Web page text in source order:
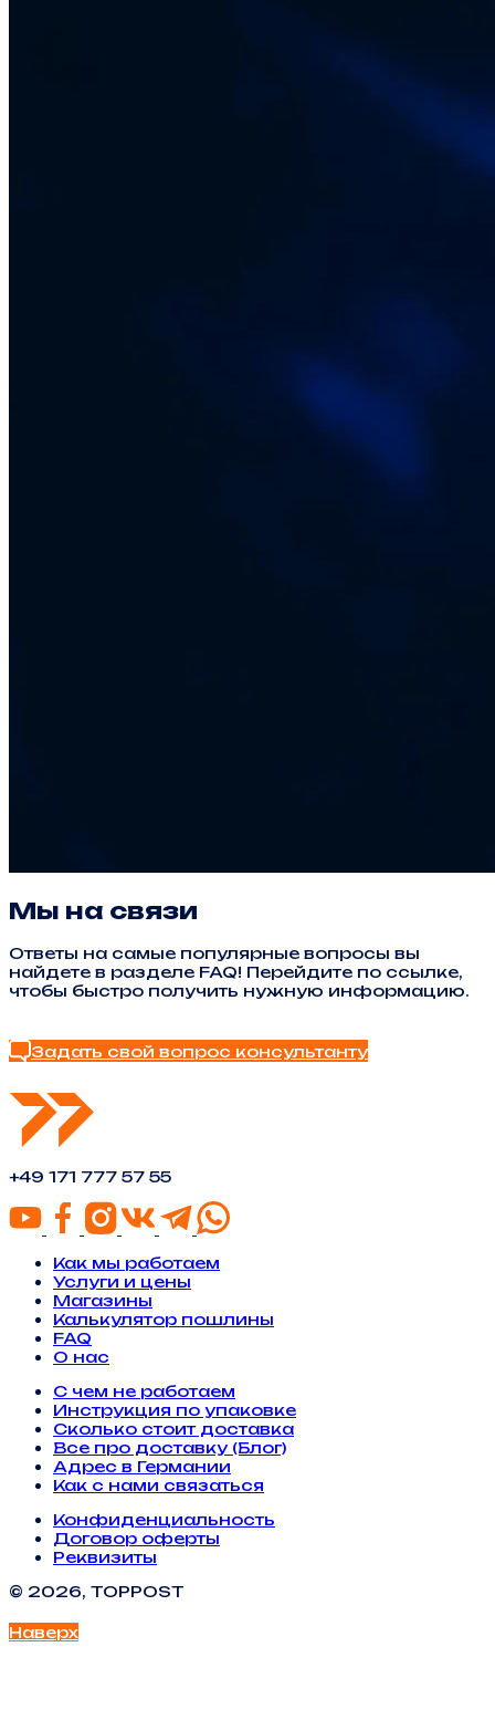
Мы на связи
Ответы на самые популярные вопросы вы
найдете в разделе FAQ! Перейдите по ссылке,
чтобы быстро получить нужную информацию.
Задать свой вопрос консультанту
+49 171 777 57 55
Как мы работаем
Услуги и цены
Магазины
Калькулятор пошлины
FAQ
О нас
С чем не работаем
Инструкция по упаковке
Сколько стоит доставка
Все про доставку (Блог)
Адрес в Германии
Как с нами связаться
Конфиденциальность
Договор оферты
Реквизиты
© 2026, TOPPOST
Наверх